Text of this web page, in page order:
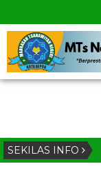
SEKILAS INFO